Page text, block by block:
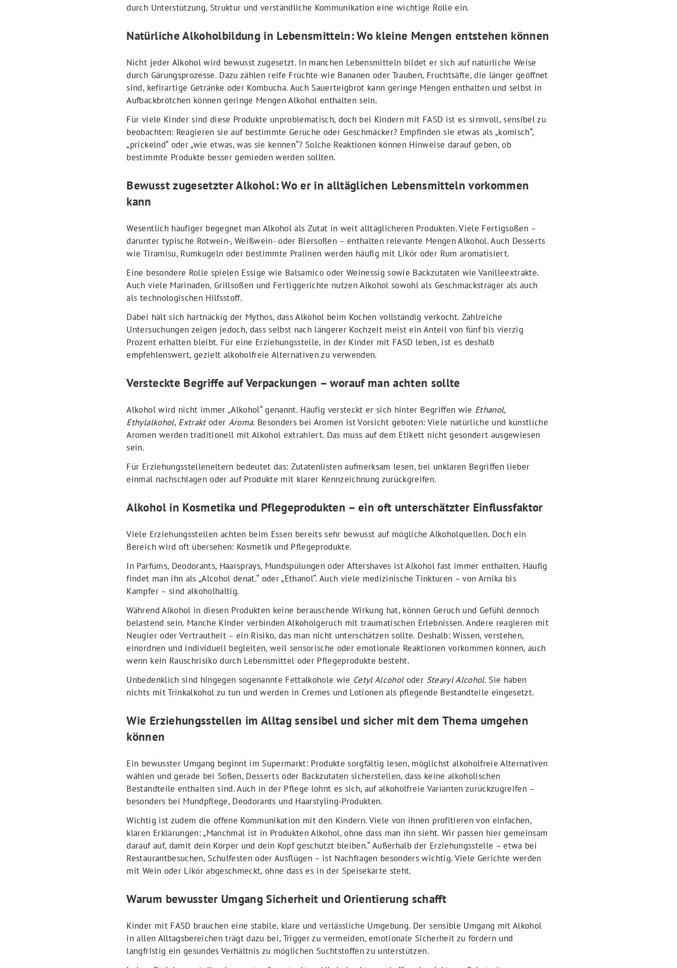
durch Unterstützung, Struktur und verständliche Kommunikation eine wichtige Rolle ein.
Natürliche Alkoholbildung in Lebensmitteln: Wo kleine Mengen entstehen können
Nicht jeder Alkohol wird bewusst zugesetzt. In manchen Lebensmitteln bildet er sich auf natürliche Weise
durch Gärungsprozesse. Dazu zählen reife Früchte wie Bananen oder Trauben, Fruchtsäfte, die länger geöffnet
sind, kefirartige Getränke oder Kombucha. Auch Sauerteigbrot kann geringe Mengen enthalten und selbst in
Aufbackbrötchen können geringe Mengen Alkohol enthalten sein.
Für viele Kinder sind diese Produkte unproblematisch, doch bei Kindern mit FASD ist es sinnvoll, sensibel zu
beobachten: Reagieren sie auf bestimmte Gerüche oder Geschmäcker? Empfinden sie etwas als „komisch“,
„prickelnd“ oder „wie etwas, was sie kennen“? Solche Reaktionen können Hinweise darauf geben, ob
bestimmte Produkte besser gemieden werden sollten.
Bewusst zugesetzter Alkohol: Wo er in alltäglichen Lebensmitteln vorkommen
kann
Wesentlich häufiger begegnet man Alkohol als Zutat in weit alltäglicheren Produkten. Viele Fertigsoßen –
darunter typische Rotwein-, Weißwein- oder Biersoßen – enthalten relevante Mengen Alkohol. Auch Desserts
wie Tiramisu, Rumkugeln oder bestimmte Pralinen werden häufig mit Likör oder Rum aromatisiert.
Eine besondere Rolle spielen Essige wie Balsamico oder Weinessig sowie Backzutaten wie Vanilleextrakte.
Auch viele Marinaden, Grillsoßen und Fertiggerichte nutzen Alkohol sowohl als Geschmacksträger als auch
als technologischen Hilfsstoff.
Dabei hält sich hartnäckig der Mythos, dass Alkohol beim Kochen vollständig verkocht. Zahlreiche
Untersuchungen zeigen jedoch, dass selbst nach längerer Kochzeit meist ein Anteil von fünf bis vierzig
Prozent erhalten bleibt. Für eine Erziehungsstelle, in der Kinder mit FASD leben, ist es deshalb
empfehlenswert, gezielt alkoholfreie Alternativen zu verwenden.
Versteckte Begriffe auf Verpackungen – worauf man achten sollte
Alkohol wird nicht immer „Alkohol“ genannt. Häufig versteckt er sich hinter Begriffen wie Ethanol,
Ethylalkohol, Extraktoder Aroma. Besonders bei Aromen ist Vorsicht geboten: Viele natürliche und künstliche
Aromen werden traditionell mit Alkohol extrahiert. Das muss auf dem Etikett nicht gesondert ausgewiesen
sein.
Für Erziehungsstelleneltern bedeutet das: Zutatenlisten aufmerksam lesen, bei unklaren Begriffen lieber
einmal nachschlagen oder auf Produkte mit klarer Kennzeichnung zurückgreifen.
Alkohol in Kosmetika und Pflegeprodukten – ein oft unterschätzter Einflussfaktor
Viele Erziehungsstellen achten beim Essen bereits sehr bewusst auf mögliche Alkoholquellen. Doch ein
Bereich wird oft übersehen: Kosmetik und Pflegeprodukte.
In Parfüms, Deodorants, Haarsprays, Mundspülungen oder Aftershaves ist Alkohol fast immer enthalten. Häufig
findet man ihn als „Alcohol denat.“ oder „Ethanol“. Auch viele medizinische Tinkturen – von Arnika bis
Kampfer – sind alkoholhaltig.
Während Alkohol in diesen Produkten keine berauschende Wirkung hat, können Geruch und Gefühl dennoch
belastend sein. Manche Kinder verbinden Alkoholgeruch mit traumatischen Erlebnissen. Andere reagieren mit
Neugier oder Vertrautheit – ein Risiko, das man nicht unterschätzen sollte. Deshalb: Wissen, verstehen,
einordnen und individuell begleiten, weil sensorische oder emotionale Reaktionen vorkommen können, auch
wenn kein Rauschrisiko durch Lebensmittel oder Pflegeprodukte besteht.
Unbedenklich sind hingegen sogenannte Fettalkohole wie Cetyl Alcoholoder Stearyl Alcohol. Sie haben
nichts mit Trinkalkohol zu tun und werden in Cremes und Lotionen als pflegende Bestandteile eingesetzt.
Wie Erziehungsstellen im Alltag sensibel und sicher mit dem Thema umgehen
können
Ein bewusster Umgang beginnt im Supermarkt: Produkte sorgfältig lesen, möglichst alkoholfreie Alternativen
wählen und gerade bei Soßen, Desserts oder Backzutaten sicherstellen, dass keine alkoholischen
Bestandteile enthalten sind. Auch in der Pflege lohnt es sich, auf alkoholfreie Varianten zurückzugreifen –
besonders bei Mundpflege, Deodorants und Haarstyling-Produkten.
Wichtig ist zudem die offene Kommunikation mit den Kindern. Viele von ihnen profitieren von einfachen,
klaren Erklärungen: „Manchmal ist in Produkten Alkohol, ohne dass man ihn sieht. Wir passen hier gemeinsam
darauf auf, damit dein Körper und dein Kopf geschützt bleiben.“ Außerhalb der Erziehungsstelle – etwa bei
Restaurantbesuchen, Schulfesten oder Ausflügen – ist Nachfragen besonders wichtig. Viele Gerichte werden
mit Wein oder Likör abgeschmeckt, ohne dass es in der Speisekarte steht.
Warum bewusster Umgang Sicherheit und Orientierung schafft
Kinder mit FASD brauchen eine stabile, klare und verlässliche Umgebung. Der sensible Umgang mit Alkohol
in allen Alltagsbereichen trägt dazu bei, Trigger zu vermeiden, emotionale Sicherheit zu fördern und
langfristig ein gesundes Verhältnis zu möglichen Suchtstoffen zu unterstützen.